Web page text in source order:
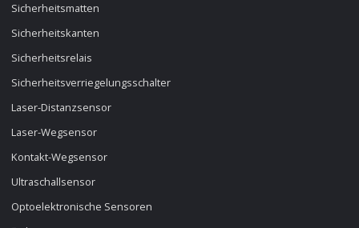
Sicherheitsmatten
Sicherheitskanten
Sicherheitsrelais
Sicherheitsverriegelungsschalter
Laser-Distanzsensor
Laser-Wegsensor
Kontakt-Wegsensor
Ultraschallsensor
Optoelektronische Sensoren